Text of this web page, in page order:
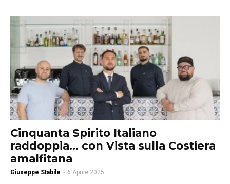
Cinquanta Spirito Italiano
raddoppia… con Vista sulla Costiera
amalfitana
Giuseppe Stabile - 6 Aprile 2025